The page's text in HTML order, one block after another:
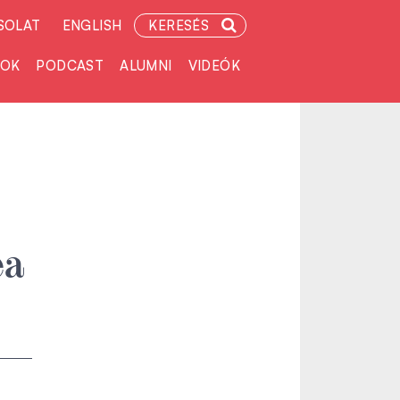
ENGLISH KERESÉS
PODCAST ALUMNI VIDEÓK